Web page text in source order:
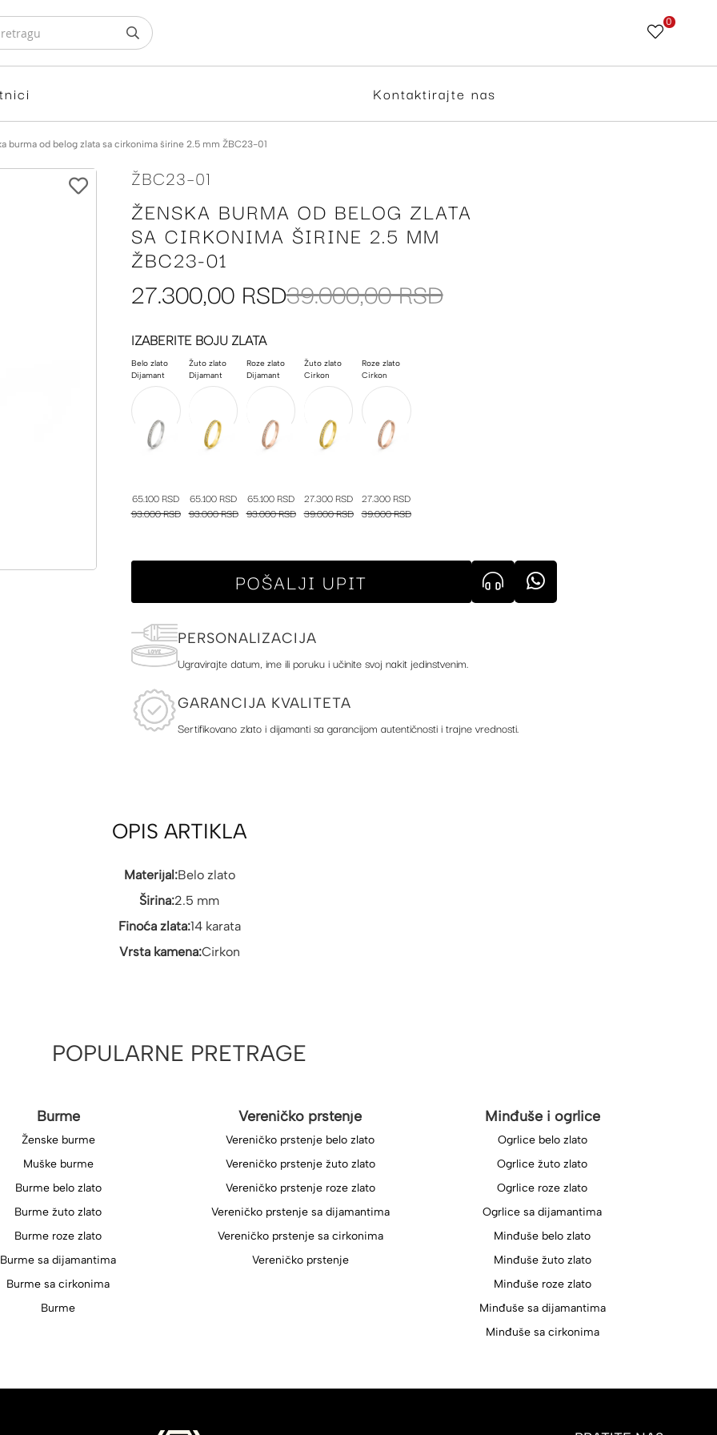
Skip
Content
0
Kontaktirajte nas
burma od belog zlata sa cirkonima širine 2.5 mm ŽBC23-01
ŽENSKA BURMA OD BELOG ZLATA
SA CIRKONIMA ŠIRINE 2.5 MM
ŽBC23-01
ŽBC23-01
27.300,00 RSD39.000,00 RSD
IZABERITE BOJU ZLATA
Belo zlato
Dijamant
65.100 RSD
93.000 RSD
Žuto zlato
Dijamant
65.100 RSD
93.000 RSD
Roze zlato
Dijamant
65.100 RSD
93.000 RSD
Žuto zlato
Cirkon
27.300 RSD
39.000 RSD
Roze zlato
Cirkon
27.300 RSD
39.000 RSD
POŠALJI UPIT
PERSONALIZACIJA
Ugravirajte datum, ime ili poruku i učinite svoj nakit jedinstvenim.
GARANCIJA KVALITETA
Sertifikovano zlato i dijamanti sa garancijom autentičnosti i trajne vrednosti.
OPIS ARTIKLA
Materijal:Belo zlato
Širina:2.5 mm
Finoća zlata:14 karata
Vrsta kamena:Cirkon
POPULARNE PRETRAGE
Burme
Ženske burme
Muške burme
Burme belo zlato
Burme žuto zlato
Burme roze zlato
Burme sa dijamantima
Burme sa cirkonima
Burme
Vereničko prstenje
Vereničko prstenje belo zlato
Vereničko prstenje žuto zlato
Vereničko prstenje roze zlato
Vereničko prstenje sa dijamantima
Vereničko prstenje sa cirkonima
Vereničko prstenje
Minđuše i ogrlice
Ogrlice belo zlato
Ogrlice žuto zlato
Ogrlice roze zlato
Ogrlice sa dijamantima
Minđuše belo zlato
Minđuše žuto zlato
Minđuše roze zlato
Minđuše sa dijamantima
Minđuše sa cirkonima